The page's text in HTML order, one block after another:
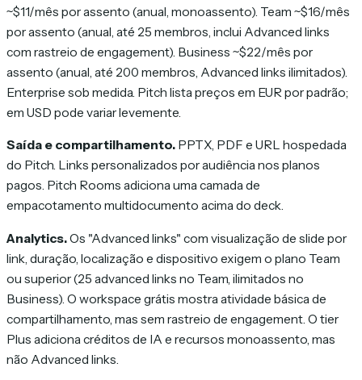
~$11/mês por assento (anual, monoassento). Team ~$16/mês
por assento (anual, até 25 membros, inclui Advanced links
com rastreio de engagement). Business ~$22/mês por
assento (anual, até 200 membros, Advanced links ilimitados).
Enterprise sob medida. Pitch lista preços em EUR por padrão;
em USD pode variar levemente.
Saída e compartilhamento. PPTX, PDF e URL hospedada
do Pitch. Links personalizados por audiência nos planos
pagos. Pitch Rooms adiciona uma camada de
empacotamento multidocumento acima do deck.
Analytics.Os "Advanced links" com visualização de slide por
link, duração, localização e dispositivo exigem o plano Team
ou superior (25 advanced links no Team, ilimitados no
Business). O workspace grátis mostra atividade básica de
compartilhamento, mas sem rastreio de engagement. O tier
Plus adiciona créditos de IA e recursos monoassento, mas
não Advanced links.